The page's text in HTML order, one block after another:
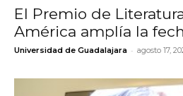
El Premio de
América amplía la
Universidad de Guadalajara - agosto 17,